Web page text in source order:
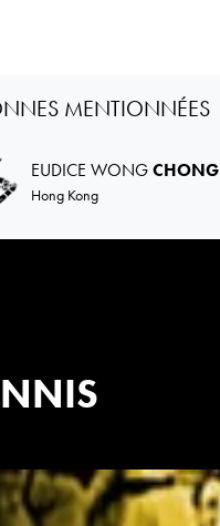
MENTIONNÉES
EUDICE WONGCHONG
Hong Kong